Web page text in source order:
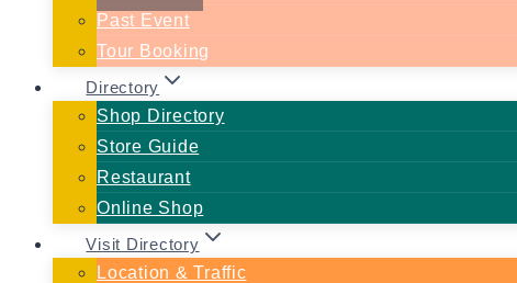
Past Event
Tour Booking
Directory
Shop Directory
Store Guide
Restaurant
Online Shop
Visit Directory
Location & Traffic